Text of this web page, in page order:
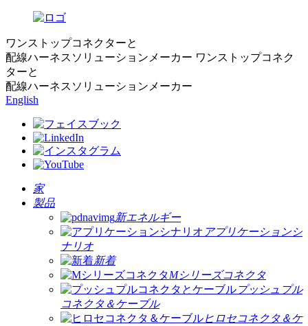
ワンストップコネクターと
配線ハーネスソリューションメーカー ワンストップコネク
ターと
配線ハーネスソリューションメーカー
English
家
製品
新エネルギー
アプリケーションシ
ナリオ
新着
Mシリーズコネクタ
プッシュプル
コネクタ＆ケーブル
ヒロセコネクタ＆ケ